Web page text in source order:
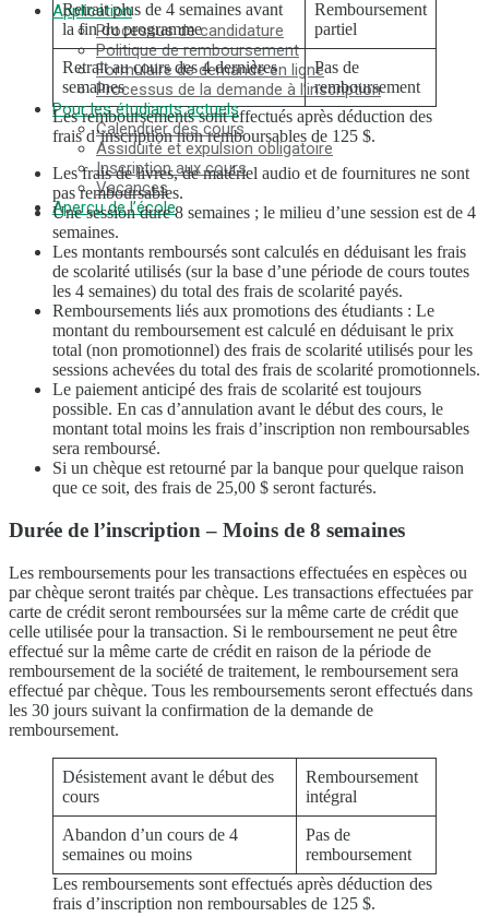
Application
Processus de candidature
Politique de remboursement
Formulaire de demande en ligne
Processus de la demande à l’inscription
Pour les étudiants actuels
Calendrier des cours
Assiduité et expulsion obligatoire
Inscription aux cours
Vacances
Aperçu de l’école
MENU
Raisons du choix
Faible coût ! Commitment and Secrets
Le seul cours d’une semaine de 4 jours à Hawaï
Soutien amical aux parents et aux enfants qui
étudient à l’étranger
Emplacement et installations de premier choix
Professeurs expérimentés
Amusant ! Aloha Student Life
Passage à l’université
Témoignages
Aperçu du programme
Niveau intermédiaire
Anglais des affaires
Préparation au TOEIC et au TOEFL
Leçons particulières
Honoraires
Frais de scolarité pour les nouveaux étudiants
titulaires d’un visa F-1
Frais de scolarité pour les titulaires de visas non
étudiants (ESTA, e-Visa, etc.)
Frais de scolarité pour les Kama’aina (citoyens
américains ou titulaires d’une carte verte)
Frais de scolarité pour les étudiants actuels et les
titulaires d’un visa d’étudiant (F-1)
Frais d’hébergement
Cours de l’après-midi pour les étudiants
transférés et actuels
Application
Processus de candidature
Retrait plus de 4 semaines avant
la fin du programme
Remboursement
partiel
Retrait au cours des 4 dernières
semaines
Pas de
remboursement
Les remboursements sont effectués après déduction des
frais d’inscription non remboursables de 125 $.
Les frais de livres, de matériel audio et de fournitures ne sont
pas remboursables.
Une session dure 8 semaines ; le milieu d’une session est de 4
semaines.
Les montants remboursés sont calculés en déduisant les frais
de scolarité utilisés (sur la base d’une période de cours toutes
les 4 semaines) du total des frais de scolarité payés.
Remboursements liés aux promotions des étudiants : Le
montant du remboursement est calculé en déduisant le prix
total (non promotionnel) des frais de scolarité utilisés pour les
sessions achevées du total des frais de scolarité promotionnels.
Le paiement anticipé des frais de scolarité est toujours
possible. En cas d’annulation avant le début des cours, le
montant total moins les frais d’inscription non remboursables
sera remboursé.
Si un chèque est retourné par la banque pour quelque raison
que ce soit, des frais de 25,00 $ seront facturés.
Durée de l’inscription – Moins de 8 semaines
Les remboursements pour les transactions effectuées en espèces ou
par chèque seront traités par chèque. Les transactions effectuées par
carte de crédit seront remboursées sur la même carte de crédit que
celle utilisée pour la transaction. Si le remboursement ne peut être
effectué sur la même carte de crédit en raison de la période de
remboursement de la société de traitement, le remboursement sera
effectué par chèque. Tous les remboursements seront effectués dans
les 30 jours suivant la confirmation de la demande de
remboursement.
Désistement avant le début des
cours
Remboursement
intégral
Abandon d’un cours de 4
semaines ou moins
Pas de
remboursement
Les remboursements sont effectués après déduction des
frais d’inscription non remboursables de 125 $.